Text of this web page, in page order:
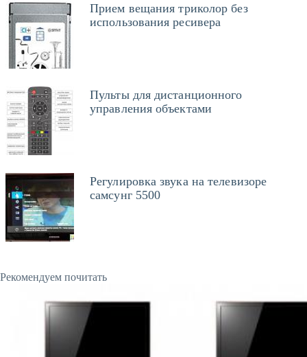
Прием вещания триколор без
использования ресивера
Пульты для дистанционного
управления объектами
Регулировка звука на телевизоре
самсунг 5500
Рекомендуем почитать